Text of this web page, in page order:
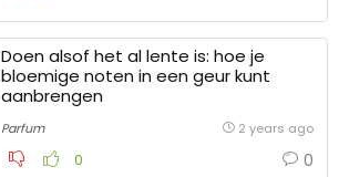
Doen alsof het al lente is: hoe je
bloemige noten in een geur kunt
aanbrengen
Parfum 2 years ago
0 0